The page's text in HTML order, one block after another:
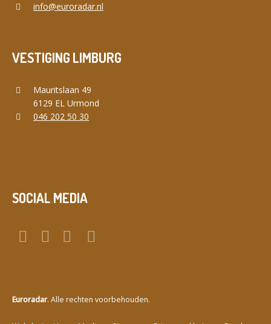
info@euroradar.nl
VESTIGING LIMBURG
Mauritslaan 49
6129 EL Urmond
046 202 50 30
SOCIAL MEDIA
Euroradar. Alle rechten voorbehouden.